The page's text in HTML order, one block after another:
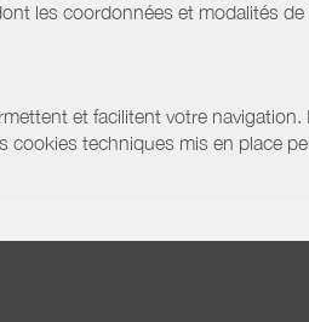
les coordonnées et modalités
et facilitent votre
cookies techniques mis en place